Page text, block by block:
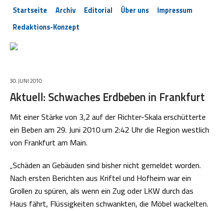
Startseite Archiv Editorial Über uns
Impressum
Redaktions-Konzept
30. JUNI 2010
Aktuell: Schwaches Erdbeben in Frankfurt
Mit einer Stärke von 3,2 auf der Richter-Skala erschütterte
ein Beben am 29. Juni 2010 um 2:42 Uhr die Region westlich
von Frankfurt am Main.
„Schäden an Gebäuden sind bisher nicht gemeldet worden.
Nach ersten Berichten aus Kriftel und Hofheim war ein
Grollen zu spüren, als wenn ein Zug oder LKW durch das
Haus fährt, Flüssigkeiten schwankten, die Möbel wackelten.